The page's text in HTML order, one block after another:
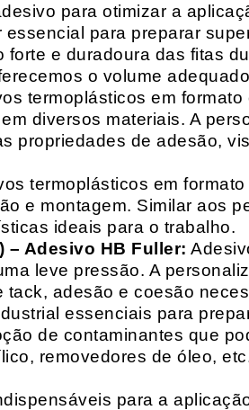
para otimizar a
essencial para preparar
e duradoura das fitas
o volume
termoplásticos em
diversos materiais. A
propriedades de adesão,
termoplásticos em
e montagem. Similar aos
ideais para o trabalho.
– Adesivo HB Fuller:
leve pressão. A
adesão e coesão
essenciais para
de contaminantes que
removedores de óleo,
para a